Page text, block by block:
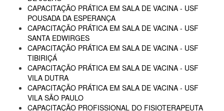
CAPACITAÇÃO PRÁTICA EM SALA DE VACINA - USF
POUSADA DA ESPERANÇA
CAPACITAÇÃO PRÁTICA EM SALA DE VACINA - USF
SANTA EDWIRGES
CAPACITAÇÃO PRÁTICA EM SALA DE VACINA - USF
TIBIRIÇÁ
CAPACITAÇÃO PRÁTICA EM SALA DE VACINA - USF
VILA DUTRA
CAPACITAÇÃO PRÁTICA EM SALA DE VACINA - USF
VILA SÃO PAULO
CAPACITAÇÃO PROFISSIONAL DO FISIOTERAPEUTA